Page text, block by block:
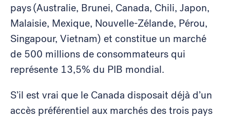
pays (Australie, Brunei, Canada, Chili, Japon,
Malaisie, Mexique, Nouvelle-Zélande, Pérou,
Singapour, Vietnam) et constitue un marché
de 500 millions de consommateurs qui
représente 13,5% du PIB mondial.
S’il est vrai que le Canada disposait déjà d’un
accès préférentiel aux marchés des trois pays